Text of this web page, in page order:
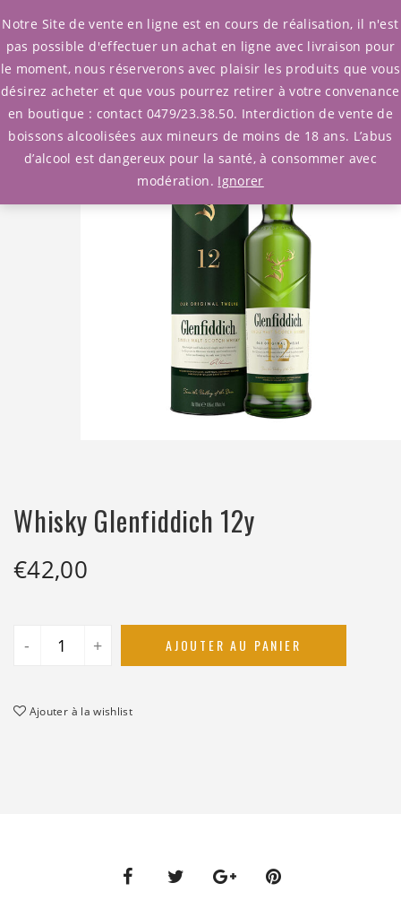
0
Accueil/Whisky /Ecosse/ Whisky Glenfiddich 12y
Whisky Glenfiddich 12y
€42,00
- + AJOUTER AU PANIER
Ajouter à la wishlist
Notre Site de vente en ligne est en cours de réalisation, il n'est
pas possible d'effectuer un achat en ligne avec livraison pour
le moment, nous réserverons avec plaisir les produits que vous
désirez acheter et que vous pourrez retirer à votre convenance
en boutique : contact 0479/23.38.50. Interdiction de vente de
boissons alcoolisées aux mineurs de moins de 18 ans. L’abus
d’alcool est dangereux pour la santé, à consommer avec
modération. Ignorer